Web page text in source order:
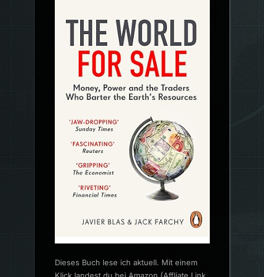
Dieses Buch lese ich aktuell. Mit einem